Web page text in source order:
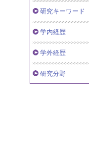
研究キーワード
学内経歴
学外経歴
研究分野